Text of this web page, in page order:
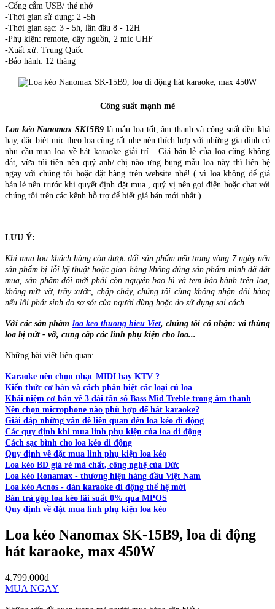
-Cổng cắm USB/ thẻ nhớ
-Thời gian sử dụng: 2 -5h
-Thời gian sạc: 3 - 5h, lần đầu 8 - 12H
-Phụ kiện: remote, dây nguồn, 2 mic UHF
-Xuất xứ: Trung Quốc
-Bảo hành: 12 tháng
Công suất mạnh mẽ
Loa kéo Nanomax SK15B9là mẫu loa tốt, âm thanh và công suất đều khá
hay, đặc biệt mic theo loa cũng rất nhẹ nên thích hợp với những gia đình có
nhu cầu mua loa về hát karaoke giải trí....Giá bán lẻ của loa cũng không
đắt, vừa túi tiền nên quý anh/ chị nào ưng bụng mẫu loa này thì liên hệ
ngay với chúng tôi hoặc đặt hàng trên website nhé! ( vì loa không để giá
bán lẻ nên trước khi quyết định đặt mua , quý vị nên gọi điện hoặc chat với
chúng tôi trên các kênh hỗ trợ để biết giá bán mới nhất )
LƯU Ý:
Khi mua loa khách hàng còn được đổi sản phẩm nếu trong vòng 7 ngày nếu
sản phẩm bị lỗi kỹ thuật hoặc giao hàng không đúng sản phẩm mình đã đặt
mua, sản phẩm đổi mới phải còn nguyên bao bì và tem bảo hành trên loa,
không nứt vỡ, trầy xước, chập cháy, chúng tôi cũng không nhận đổi hàng
nếu lỗi phát sinh do sơ sót của người dùng hoặc do sử dụng sai cách.
Với các sản phẩm loa keo thuong hieu Viet, chúng tôi có nhận: vá thùng
loa bị nứt - vỡ, cung cấp các linh phụ kiện cho loa...
Những bài viết liên quan:
Karaoke nên chọn nhạc MIDI hay KTV ?
Kiến thức cơ bản và cách phân biệt các loại củ loa
Khái niệm cơ bản về 3 dải tần số Bass Mid Treble trong âm thanh
Nên chọn microphone nào phù hợp để hát karaoke?
Giải đáp những vấn đề liên quan đến loa kéo di động
Các quy định khi mua linh phụ kiện của loa di động
Cách sạc bình cho loa kéo di động
Quy định về đặt mua linh phụ kiện loa kéo
Loa kéo BD giá rẻ mà chất, công nghệ của Đức
Loa kéo Ronamax - thương hiệu hàng đầu Việt Nam
Loa kéo Acnos - dàn karaoke di động thế hệ mới
Bán trả góp loa kéo lãi suất 0% qua MPOS
Quy định về đặt mua linh phụ kiện loa kéo
Loa kéo Nanomax SK-15B9, loa di động
hát karaoke, max 450W
4.799.000đ
MUA NGAY